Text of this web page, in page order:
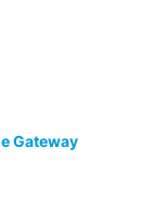
Gateway